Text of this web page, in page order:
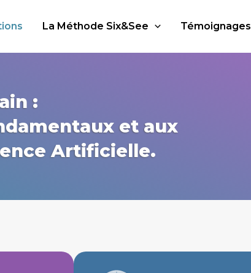
La Méthode Six&See Témoignages
:
et aux
Artificielle.